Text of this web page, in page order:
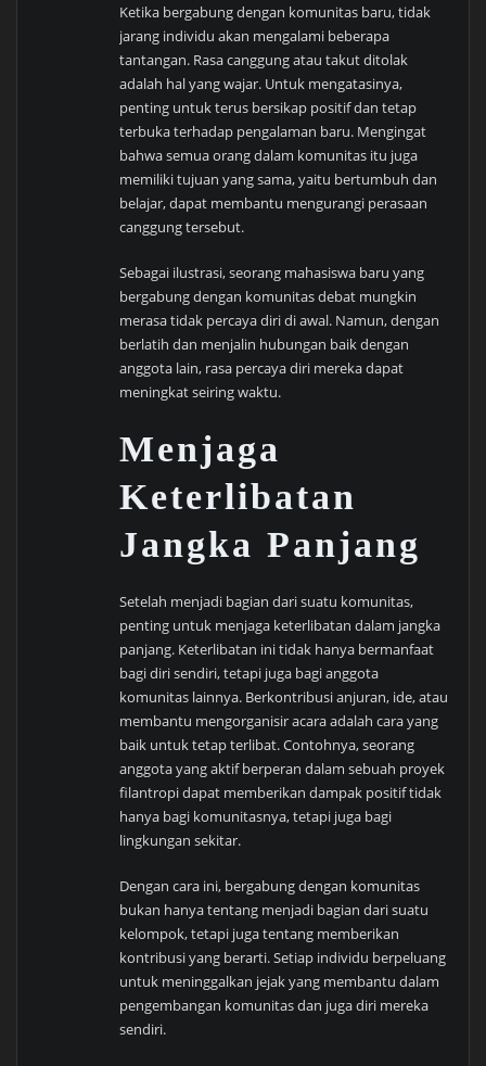
Ketika bergabung dengan komunitas baru, tidak
jarang individu akan mengalami beberapa
tantangan. Rasa canggung atau takut ditolak
adalah hal yang wajar. Untuk mengatasinya,
penting untuk terus bersikap positif dan tetap
terbuka terhadap pengalaman baru. Mengingat
bahwa semua orang dalam komunitas itu juga
memiliki tujuan yang sama, yaitu bertumbuh dan
belajar, dapat membantu mengurangi perasaan
canggung tersebut.
Sebagai ilustrasi, seorang mahasiswa baru yang
bergabung dengan komunitas debat mungkin
merasa tidak percaya diri di awal. Namun, dengan
berlatih dan menjalin hubungan baik dengan
anggota lain, rasa percaya diri mereka dapat
meningkat seiring waktu.
Menjaga
Keterlibatan
Jangka Panjang
Setelah menjadi bagian dari suatu komunitas,
penting untuk menjaga keterlibatan dalam jangka
panjang. Keterlibatan ini tidak hanya bermanfaat
bagi diri sendiri, tetapi juga bagi anggota
komunitas lainnya. Berkontribusi anjuran, ide, atau
membantu mengorganisir acara adalah cara yang
baik untuk tetap terlibat. Contohnya, seorang
anggota yang aktif berperan dalam sebuah proyek
filantropi dapat memberikan dampak positif tidak
hanya bagi komunitasnya, tetapi juga bagi
lingkungan sekitar.
Dengan cara ini, bergabung dengan komunitas
bukan hanya tentang menjadi bagian dari suatu
kelompok, tetapi juga tentang memberikan
kontribusi yang berarti. Setiap individu berpeluang
untuk meninggalkan jejak yang membantu dalam
pengembangan komunitas dan juga diri mereka
sendiri.